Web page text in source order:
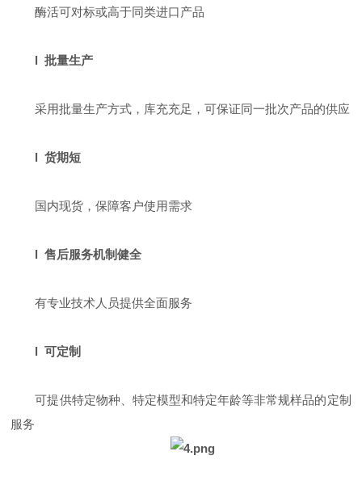
酶活可对标或高于同类进口产品
l 批量生产
采用批量生产方式，库充充足，可保证同一批次产品的供应
l 货期短
国内现货，保障客户使用需求
l 售后服务机制健全
有专业技术人员提供全面服务
l 可定制
可提供特定物种、特定模型和特定年龄等非常规样品的定制
服务